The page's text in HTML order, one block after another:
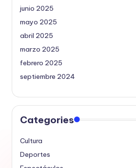
junio 2025
mayo 2025
abril 2025
marzo 2025
febrero 2025
septiembre 2024
Categories
Cultura
Deportes